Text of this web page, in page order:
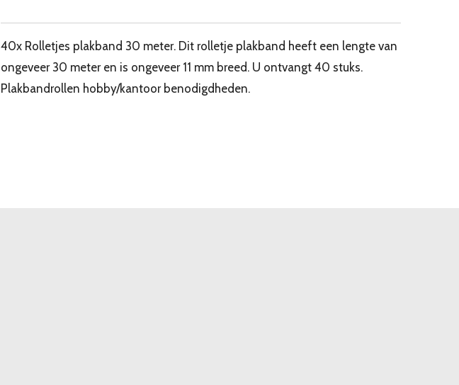
40x Rolletjes plakband 30 meter. Dit rolletje plakband heeft een lengte van
ongeveer 30 meter en is ongeveer 11 mm breed. U ontvangt 40 stuks.
Plakbandrollen hobby/kantoor benodigdheden.